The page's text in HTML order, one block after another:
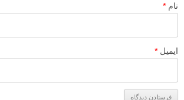
نام *
ایمیل *